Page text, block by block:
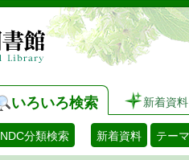
いろいろ検索 新着資料
NDC分類検索 新着資料 テー